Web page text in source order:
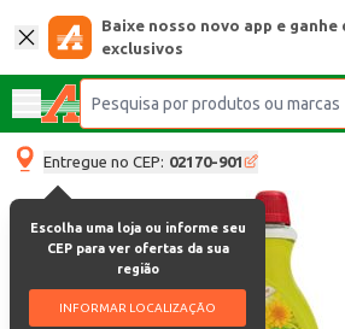
Baixe nosso novo app e ganhe
exclusivos
Entregue no CEP: 02170-901
Escolha uma loja ou informe seu
CEP para ver ofertas da sua
região
INFORMAR LOCALIZAÇÃO